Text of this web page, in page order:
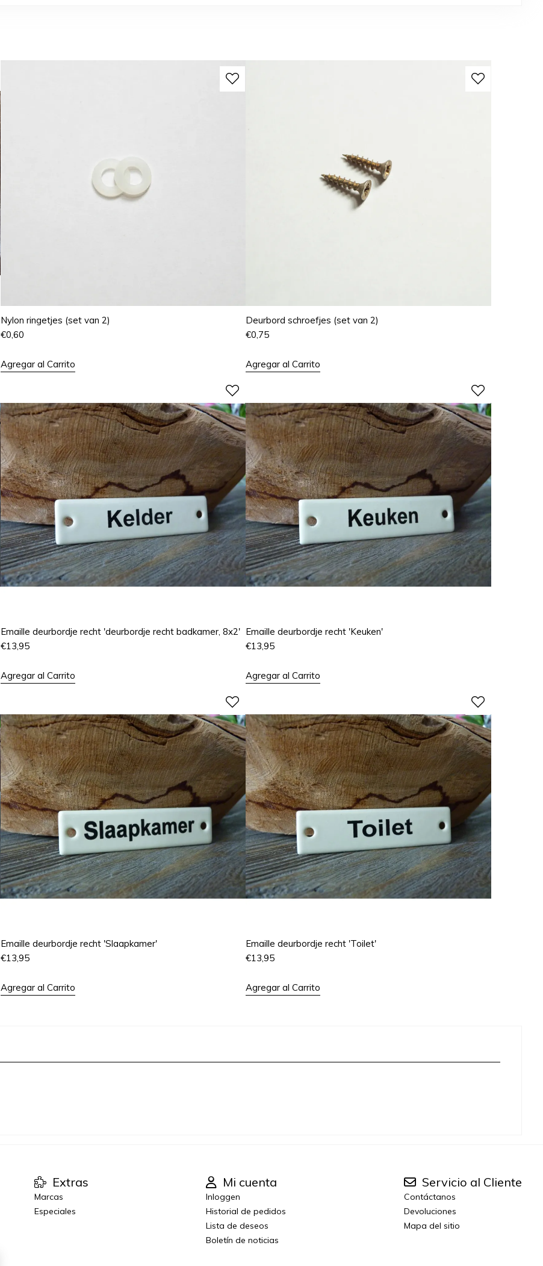
Nylon ringetjes (set van 2)
€0,60
Agregar al Carrito
Deurbord schroefjes (set van 2)
€0,75
Agregar al Carrito
Emaille deurbordje recht 'deurbordje recht badkamer, 8x2'
€13,95
Agregar al Carrito
Emaille deurbordje recht 'Keuken'
€13,95
Agregar al Carrito
Emaille deurbordje recht 'Slaapkamer'
€13,95
Agregar al Carrito
Emaille deurbordje recht 'Toilet'
€13,95
Agregar al Carrito
Extras
Marcas
Especiales
Mi cuenta
Inloggen
Historial de pedidos
Lista de deseos
Boletín de noticias
Servicio al Cliente
Contáctanos
Devoluciones
Mapa del sitio